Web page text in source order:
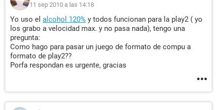
11 sep 2010 a las 14:18
Yo uso el alcohol 120% y todos funcionan para la play2 ( yo
los grabo a velocidad max. y no pasa nada), tengo una
pregunta:
Como hago para pasar un juego de formato de compu a
formato de play2??
Porfa respondan es urgente, gracias